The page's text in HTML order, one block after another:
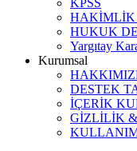
HAKİMLİK
HUKUK
Yargıtay
Kurumsal
DESTEK
İÇERİK
GİZLİLİK